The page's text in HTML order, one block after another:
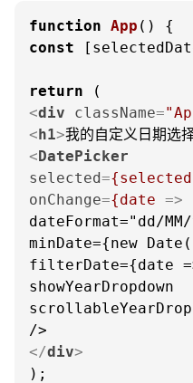
function App (
const
return
<div className=
<h1>我的自定义日期选
<DatePicker
selected=
onChange={date =>
dateFormat="dd/
minDate={new
filterDate={date
showYearDropdown
</div>
);